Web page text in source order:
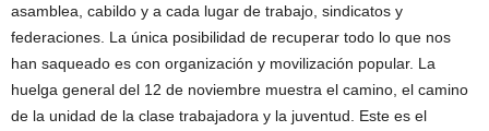
asamblea, cabildo y a cada lugar de trabajo, sindicatos y
federaciones. La única posibilidad de recuperar todo lo que nos
han saqueado es con organización y movilización popular. La
huelga general del 12 de noviembre muestra el camino, el camino
de la unidad de la clase trabajadora y la juventud. Este es el